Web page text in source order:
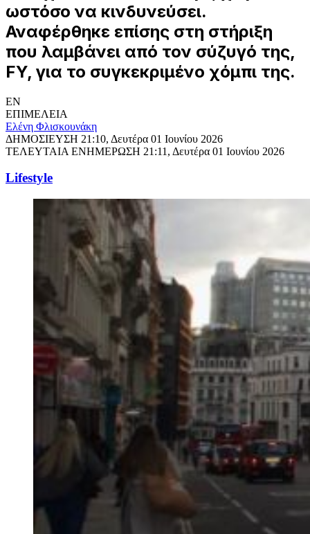
ωστόσο να κινδυνεύσει.
Αναφέρθηκε επίσης στη στήριξη
που λαμβάνει από τον σύζυγό της,
FY, για το συγκεκριμένο χόμπι της.
EN
ΕΠΙΜΕΛΕΙΑ
Ελένη Φλισκουνάκη
ΔΗΜΟΣΙΕΥΣΗ 21:10, Δευτέρα 01 Ιουνίου 2026
ΤΕΛΕΥΤΑΙΑ ΕΝΗΜΕΡΩΣΗ 21:11, Δευτέρα 01 Ιουνίου 2026
Lifestyle